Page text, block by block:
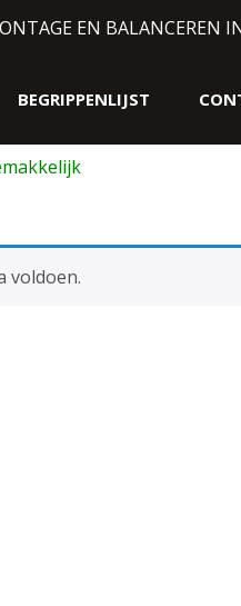
EN BALANCEREN
BEGRIPPENLIJST
voldoen.